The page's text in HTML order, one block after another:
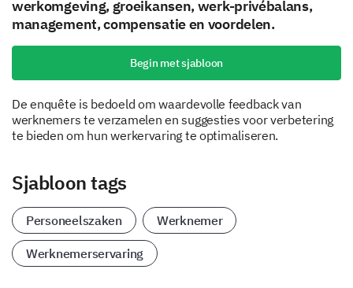
werkomgeving, groeikansen, werk-privébalans,
management, compensatie en voordelen.
Begin met sjabloon
De enquête is bedoeld om waardevolle feedback van
werknemers te verzamelen en suggesties voor verbetering
te bieden om hun werkervaring te optimaliseren.
Sjabloon tags
Personeelszaken Werknemer
Werknemerservaring